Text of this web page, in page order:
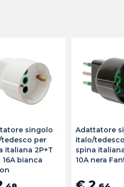
singolo
per
italiana 2P+T
16A bianca
Adattatore
italo/
spina
10A nera